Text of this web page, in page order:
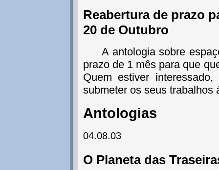
Reabertura de prazo
20 de Outubro
A antologia sobre
prazo de 1 mês para que
Quem estiver
submeter os seus trabalhos
Antologias
04.08.03
O Planeta das